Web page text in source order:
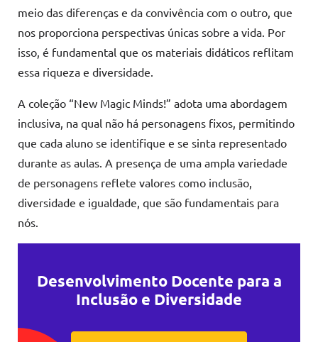
meio das diferenças e da convivência com o outro, que
nos proporciona perspectivas únicas sobre a vida. Por
isso, é fundamental que os materiais didáticos reflitam
essa riqueza e diversidade.
A coleção “New Magic Minds!” adota uma abordagem
inclusiva, na qual não há personagens fixos, permitindo
que cada aluno se identifique e se sinta representado
durante as aulas. A presença de uma ampla variedade
de personagens reflete valores como inclusão,
diversidade e igualdade, que são fundamentais para
nós.
Desenvolvimento Docente para a
Inclusão e Diversidade